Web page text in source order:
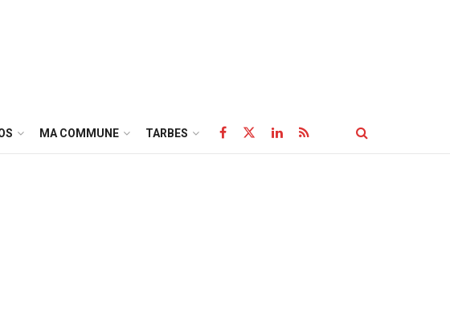
MA COMMUNE TARBES